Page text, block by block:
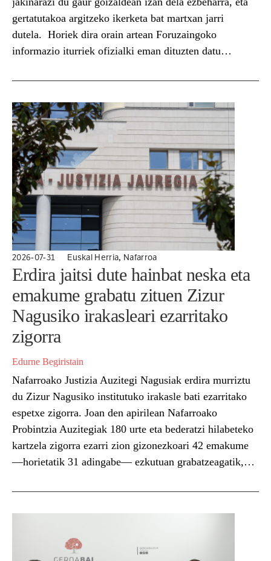
gertatutakoa argitzeko ikerketa bat martxan jarri
dutela. Horiek dira orain artean Foruzaingoko
informazio iturriek ofizialki eman dituzten datu
SOS Deiek Lizarrako Udaltzaingoari dei bat egin ziola
jakinarazteko...
2026-07-31 Euskal Herria, Nafarroa
Erdira jaitsi dute hainbat neska eta
emakume grabatu zituen Zizur
Nagusiko irakasleari ezarritako
zigorra
Edurne Begiristain
Nafarroako Justizia Auzitegi Nagusiak erdira murriztu
du Zizur Nagusiko institutuko irakasle bati ezarritako
espetxe zigorra. Joan den apirilean Nafarroako
Probintzia Auzitegiak 180 urte eta bederatzi hilabeteko
kartzela zigorra ezarri zion gizonezkoari 42 emakume
—horietatik 31 adingabe— ezkutuan grabatzeagatik,
jaitsi du zigorra. Hala ere, gehienez zazpi urte eta...